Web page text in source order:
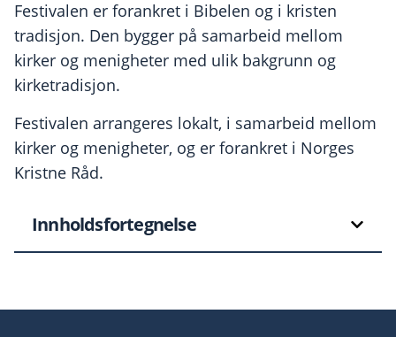
Festivalen er forankret i Bibelen og i kristen
tradisjon. Den bygger på samarbeid mellom
kirker og menigheter med ulik bakgrunn og
kirketradisjon.
Festivalen arrangeres lokalt, i samarbeid mellom
kirker og menigheter, og er forankret i Norges
Kristne Råd.
Innholdsfortegnelse